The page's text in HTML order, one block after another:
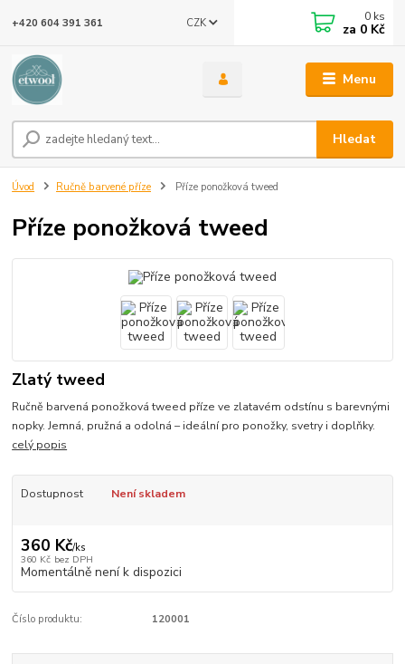
Menu
CZK
Hledat
+420 604 391 361 0 ks
za 0 Kč
Úvod Ručně barvené příze Příze ponožková tweed
Příze ponožková tweed
Zlatý tweed
Ručně barvená ponožková tweed příze ve zlatavém odstínu s barevnými
nopky. Jemná, pružná a odolná – ideální pro ponožky, svetry i doplňky.
celý popis
Dostupnost Není skladem
360 Kč/ks
360 Kč bez DPH
Momentálně není k dispozici
Číslo produktu: 120001